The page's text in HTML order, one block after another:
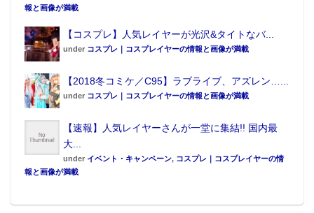
報と画像が満載
【コスプレ】人気レイヤーが光沢&タイトなバ...
under コスプレ｜コスプレイヤーの情報と画像が満載
【2018冬コミケ／C95】ラブライブ、アズレン…...
under コスプレ｜コスプレイヤーの情報と画像が満載
【速報】人気レイヤーさんが一堂に集結!! 国内最
大...
under イベント・キャンペーン, コスプレ｜コスプレイヤーの情
報と画像が満載